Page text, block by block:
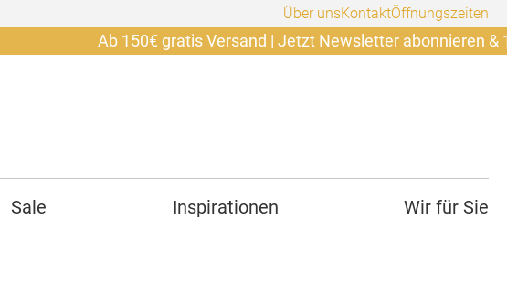
Über unsKontaktÖffnungszeiten
Ab 150€ gratis Versand | Jetzt Newsletter abonnieren & 10€
Sale Inspirationen Wir für Sie